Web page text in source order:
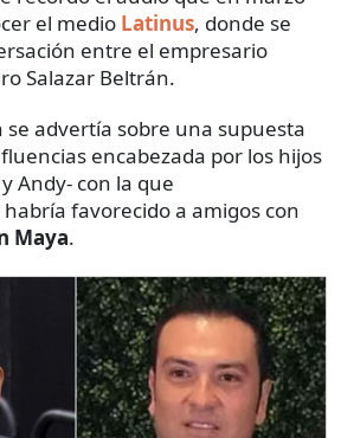
el medio Latinus, donde se
entre el empresario
Salazar Beltrán.
se advertía sobre una supuesta
encabezada por los hijos
Andy- con la que
favorecido a amigos con
Maya.